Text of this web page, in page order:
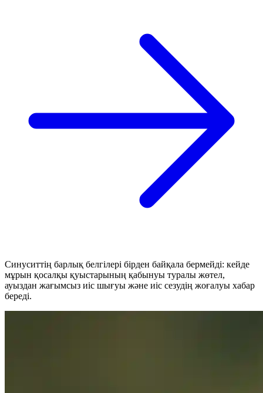
Синуситтің барлық белгілері бірден байқала бермейді: кейде
мұрын қосалқы қуыстарының қабынуы туралы жөтел,
ауыздан жағымсыз иіс шығуы және иіс сезудің жоғалуы хабар
береді.